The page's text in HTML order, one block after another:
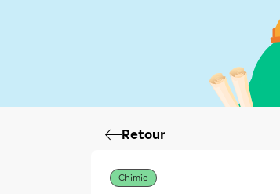
Retour
Chimie